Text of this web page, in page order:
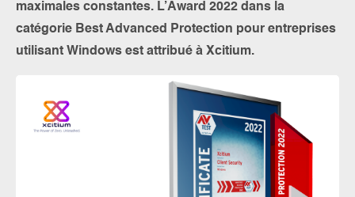
maximales constantes. L’Award 2022 dans la
catégorie Best Advanced Protection pour entreprises
utilisant Windows est attribué à Xcitium.